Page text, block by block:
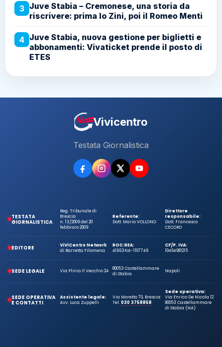
3 Juve Stabia – Cremonese, una storia da
riscrivere: prima lo Zini, poi il Romeo Menti
4 Juve Stabia, nuova gestione per biglietti e
abbonamenti: Vivaticket prende il posto di
ETES
Vivicentro
Testata Giornalistica
TESTATA
GIORNALISTICA
Reg. Tribunale di
Brescia
n. 13/2009 del 20
febbraio 2009
Referente:
Dott. Mario VOLLONO
Direttore
responsabile:
Dott. Francesco
CECORO
EDITORE
ViViCentro Network
di Barretta Filomena
ROC:
41663
REA:
NA-1107749
CF/P. IVA:
10464981215
SEDE LEGALE Via Plinio Il Vecchio 24
80053 Castellammare
di Stabia
Napoli
SEDE OPERATIVA
E CONTATTI
Assistente legale:
Avv. Luca Zuppelli
Via Moretto 70, Brescia
Tel.030 3758858
Sede operativa:
Via Enrico De Nicola 12
80053 Castellammare
di Stabia (NA)